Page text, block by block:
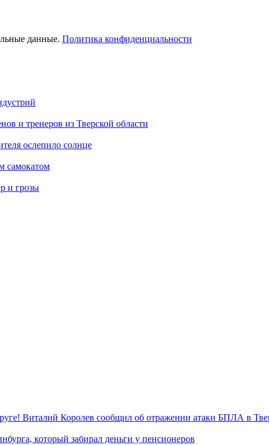
данные. Политика конфиденциальности
и тренеров из Тверской области
ослепило солнце
самокатом
и грозы
Виталий Королев сообщил об отражении атаки БПЛА в
который забирал деньги у пенсионеров